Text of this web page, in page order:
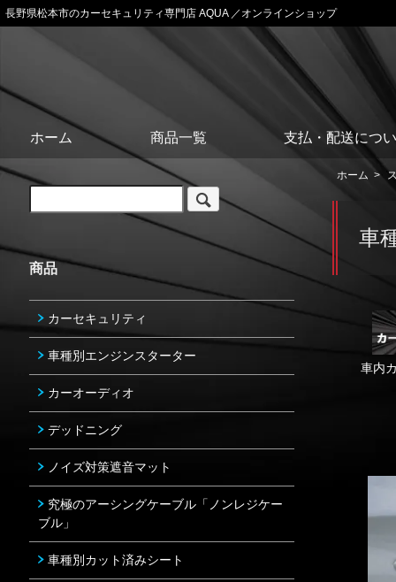
長野県松本市のカーセキュリティ専門店 AQUA ／オンラインショップ
ホーム 商品一覧 支払・配送につ
ホーム >
車
車内
商品
カーセキュリティ
車種別エンジンスターター
カーオーディオ
デッドニング
ノイズ対策遮音マット
究極のアーシングケーブル「ノンレジケー
ブル」
車種別カット済みシート